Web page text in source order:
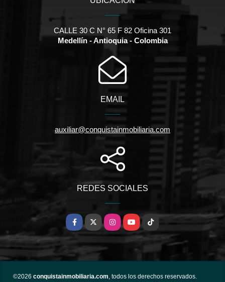
CALLE 30 C N° 65 F 82 Oficina 301
Medellín - Antioquia - Colombia
EMAIL
auxiliar@conquistainmobiliaria.com
REDES SOCIALES
Facebook
X InstagramYouTubeTikTok
©2026 conquistainmobiliaria.com , todos los derechos reservados.